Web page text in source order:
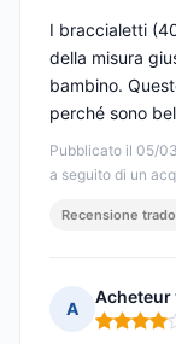
Pubblicato il 05/
a seguito di un
I braccialetti
della misura
bambino.
perché sono
Recensione
A
Acheteur
Nota: 4 su